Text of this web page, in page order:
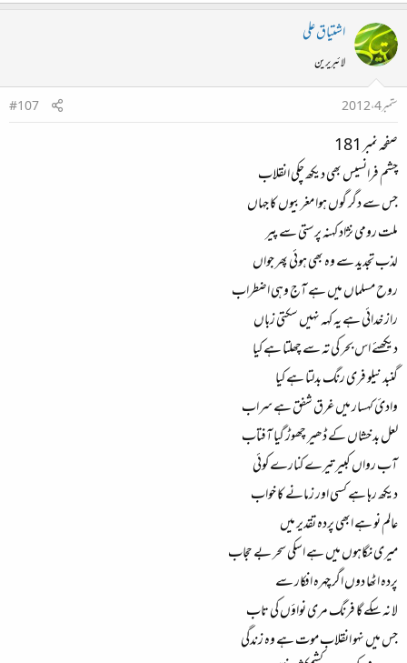
اشتیاق علی
لائبریرین
ستمبر 4، 2012
#107
صفحہ نمبر 181
چشم فرانسیس بھی دیکھ چکی انقلاب
جس سے دگر گوں ہوا مغربیوں کا جہاں
ملت رومی نژاد کہنہ پرستی سے پیر
لذب تجدید سے وہ بھی ہوئی پھر جواں
روح مسلماں میں ہے آج وہی اضطراب
راز خدائی ہے یہ کہہ نہیں سکتی زباں
دیکھئے اس بحر کی تہ سے چھلتا ہے کیا
گنبد نیلو فری رنگ بدلتا ہے کیا
وادئ کہسار میں غرق شفق ہے سراب
لعل بد خشاں کے ڈھیر چھوڑ گیا آفتاب
آب رواں کبیر تیرے کنارے کوئی
دیکھ رہا ہے کسی اور زمانے کا خواب
عالم نو ہے ابھی پردہ تقدیر میں
میری نگاہوں میں ہے اسکی سحر بے حجاب
پردہ اٹھا دوں اگر چہرہ افکار سے
لا نہ سکے گا فرنگ مری نواؤں کی تاب
جس میں نہو انقلاب موت ہے وہ زندگی